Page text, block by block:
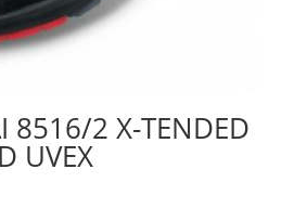
8516/2 X-TENDED
UVEX